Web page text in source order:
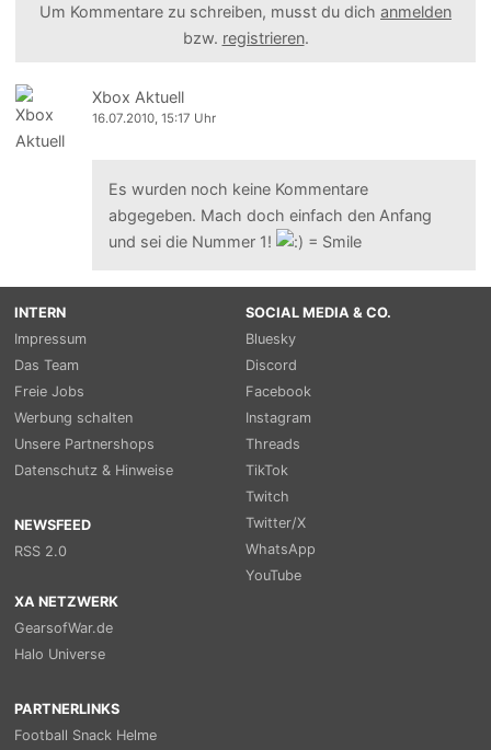
Um Kommentare zu schreiben, musst du dich anmelden
bzw. registrieren.
Xbox Aktuell
16.07.2010, 15:17 Uhr
Es wurden noch keine Kommentare
abgegeben. Mach doch einfach den Anfang
und sei die Nummer 1!
INTERN
Impressum
Das Team
Freie Jobs
Werbung schalten
Unsere Partnershops
Datenschutz & Hinweise
NEWSFEED
RSS 2.0
SOCIAL MEDIA & CO.
Bluesky
Discord
Facebook
Instagram
Threads
TikTok
Twitch
Twitter/X
WhatsApp
YouTube
XA NETZWERK
GearsofWar.de
Halo Universe
PARTNERLINKS
Football Snack Helme